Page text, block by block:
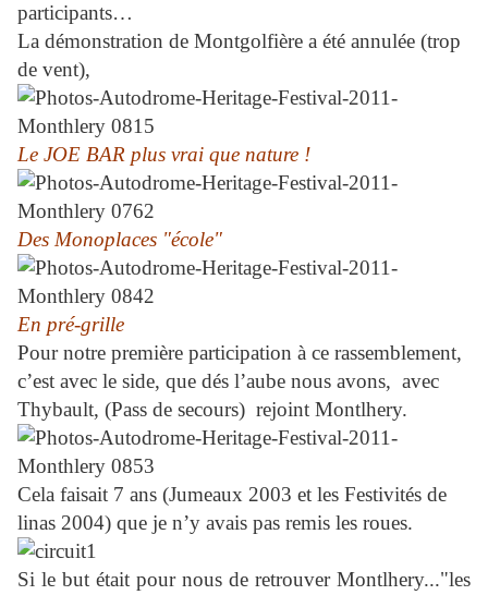
participants…
La démonstration de Montgolfière a été annulée (trop
de vent),
Le JOE BAR plus vrai que nature !
Des Monoplaces "école"
En pré-grille
Pour notre première participation à ce rassemblement,
c’est avec le side, que dés l’aube nous avons, avec
Thybault, (Pass de secours) rejoint Montlhery.
Cela faisait 7 ans (Jumeaux 2003 et les Festivités de
linas 2004) que je n’y avais pas remis les roues.
Si le but était pour nous de retrouver Montlhery..."les